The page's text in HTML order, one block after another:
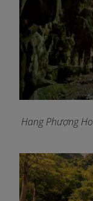
Hang Phượng